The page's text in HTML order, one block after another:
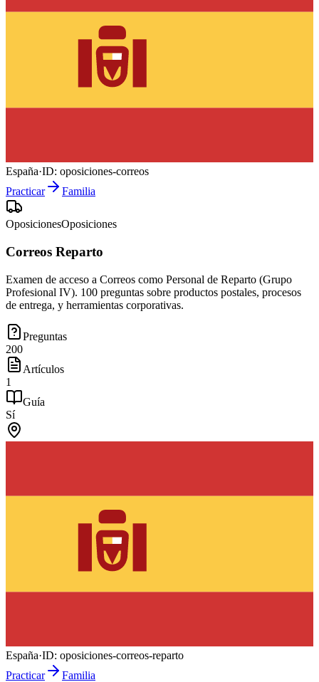
España·ID: oposiciones-correos
Practicar
Familia
OposicionesOposiciones
Correos Reparto
Examen de acceso a Correos como Personal de Reparto (Grupo
Profesional IV). 100 preguntas sobre productos postales, procesos
de entrega, y herramientas corporativas.
Preguntas
200
Artículos
1
Guía
Sí
España·ID: oposiciones-correos-reparto
Practicar
Familia